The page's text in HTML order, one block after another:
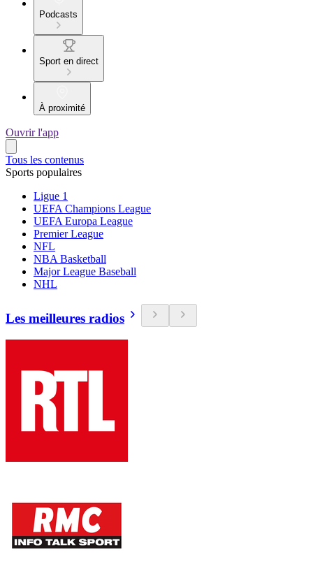
Podcasts
Sport en direct
À proximité
Ouvrir l'app
Tous les contenus
Sports populaires
Ligue 1
UEFA Champions League
UEFA Europa League
Premier League
NFL
NBA Basketball
Major League Baseball
NHL
Les meilleures radios